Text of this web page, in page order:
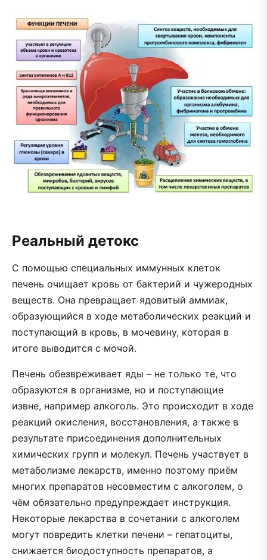
Реальный детокс
С помощью специальных иммунных клеток
печень очищает кровь от бактерий и чужеродных
веществ. Она превращает ядовитый аммиак,
образующийся в ходе метаболических реакций и
поступающий в кровь, в мочевину, которая в
итоге выводится с мочой.
Печень обезвреживает яды – не только те, что
образуются в организме, но и поступающие
извне, например алкоголь. Это происходит в ходе
реакций окисления, восстановления, а также в
результате присоединения дополнительных
химических групп и молекул. Печень участвует в
метаболизме лекарств, именно поэтому приём
многих препаратов несовместим с алкоголем, о
чём обязательно предупреждает инструкция.
Некоторые лекарства в сочетании с алкоголем
могут повредить клетки печени – гепатоциты,
снижается биодоступность препаратов, а